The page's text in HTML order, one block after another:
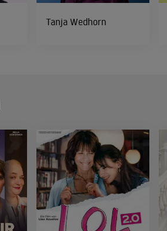
Tanja Wedhorn